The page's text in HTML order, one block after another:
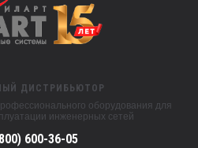
ДИСТРИБЬЮТОР
оборудования для
инженерных сетей
600-36-05